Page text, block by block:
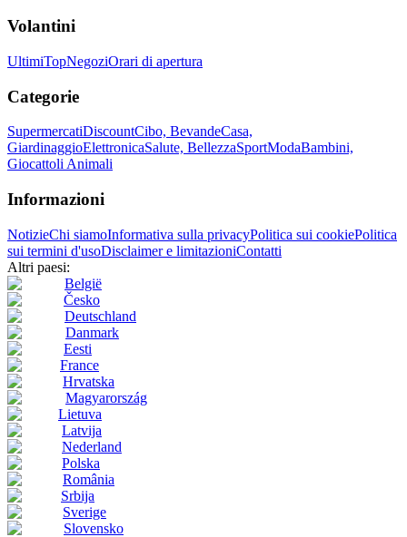
Volantini
UltimiTopNegoziOrari di apertura
Categorie
SupermercatiDiscountCibo, BevandeCasa,
GiardinaggioElettronicaSalute, BellezzaSportModaBambini,
Giocattoli Animali
Informazioni
NotizieChi siamoInformativa sulla privacyPolitica sui cookiePolitica
sui termini d'usoDisclaimer e limitazioniContatti
Altri paesi:
België
Česko
Deutschland
Danmark
Eesti
France
Hrvatska
Magyarország
Lietuva
Latvija
Nederland
Polska
România
Srbija
Sverige
Slovensko